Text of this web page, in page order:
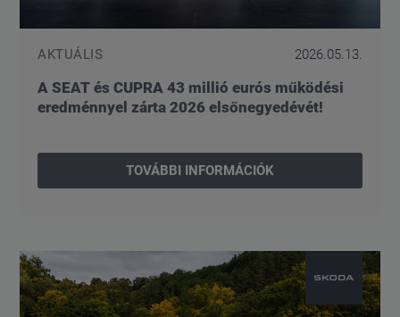
AKTUÁLIS 2026.05.13.
A SEAT és CUPRA 43 millió eurós működési
eredménnyel zárta 2026 elsőnegyedévét!
TOVÁBBI INFORMÁCIÓK